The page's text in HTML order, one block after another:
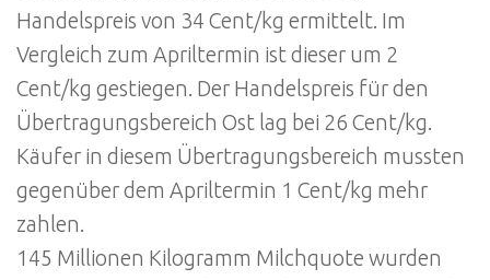
Handelspreis von 34 Cent/kg ermittelt. Im
Vergleich zum Apriltermin ist dieser um 2
Cent/kg gestiegen. Der Handelspreis für den
Übertragungsbereich Ost lag bei 26 Cent/kg.
Käufer in diesem Übertragungsbereich mussten
gegenüber dem Apriltermin 1 Cent/kg mehr
zahlen.
145 Millionen Kilogramm Milchquote wurden